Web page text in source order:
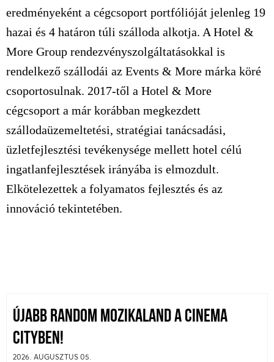
eredményeként a cégcsoport portfólióját jelenleg 19
hazai és 4 határon túli szálloda alkotja. A Hotel &
More Group rendezvényszolgáltatásokkal is
rendelkező szállodái az Events & More márka köré
csoportosulnak. 2017-től a Hotel & More
cégcsoport a már korábban megkezdett
szállodaüzemeltetési, stratégiai tanácsadási,
üzletfejlesztési tevékenysége mellett hotel célú
ingatlanfejlesztések irányába is elmozdult.
Elkötelezettek a folyamatos fejlesztés és az
innováció tekintetében.
ÚJABB RANDOM MOZIKALAND A CINEMA
CITYBEN!
2026. AUGUSZTUS 05.